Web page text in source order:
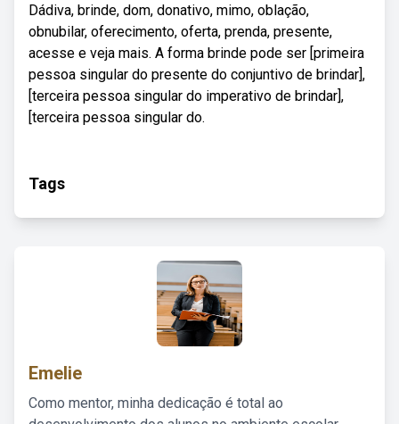
Dádiva, brinde, dom, donativo, mimo, oblação,
obnubilar, oferecimento, oferta, prenda, presente,
acesse e veja mais. A forma brinde pode ser [primeira
pessoa singular do presente do conjuntivo de brindar],
[terceira pessoa singular do imperativo de brindar],
[terceira pessoa singular do.
Tags
Emelie
Como mentor, minha dedicação é total ao